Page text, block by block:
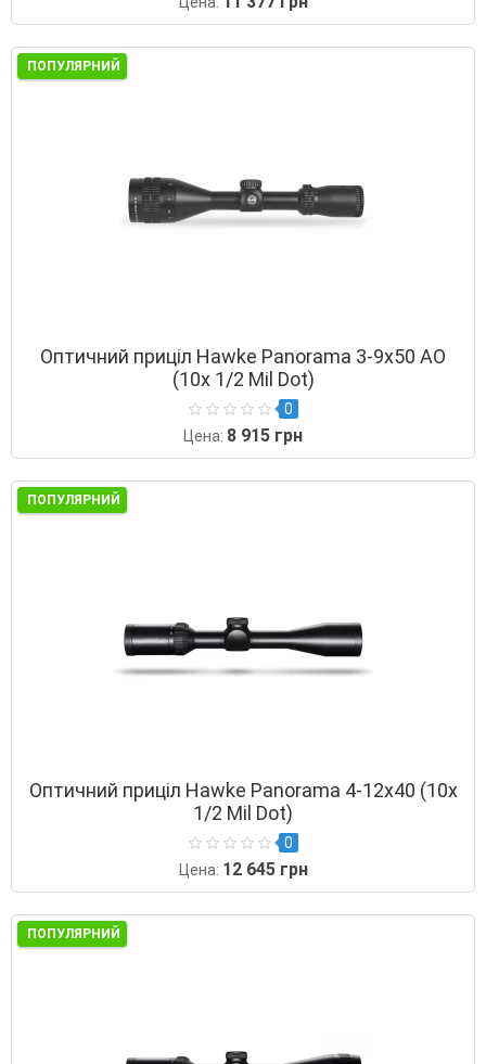
ПОПУЛЯРНИЙ
Оптичний приціл Hawke Panorama 3-9х50 AO
(10х 1/2 Mil Dot)
0
Цена: 8 915 грн
ПОПУЛЯРНИЙ
Оптичний приціл Hawke Panorama 4-12х40 (10х
1/2 Mil Dot)
0
Цена: 12 645 грн
ПОПУЛЯРНИЙ